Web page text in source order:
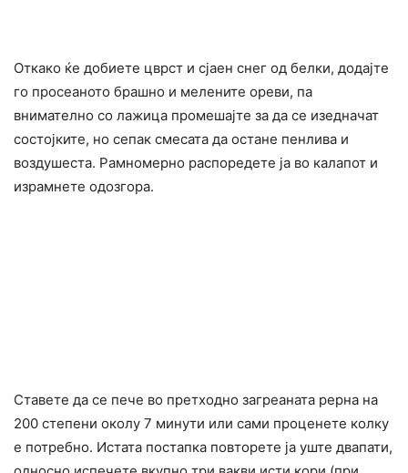
Откако ќе добиете цврст и сјаен снег од белки, додајте
го просеаното брашно и мелените ореви, па
внимателно со лажица промешајте за да се изедначат
состојките, но сепак смесата да остане пенлива и
воздушеста. Рамномерно распоредете ја во калапот и
израмнете одозгора.
Ставете да се пече во претходно загреаната рерна на
200 степени околу 7 минути или сами проценете колку
е потребно. Истата постапка повторете ја уште двапати,